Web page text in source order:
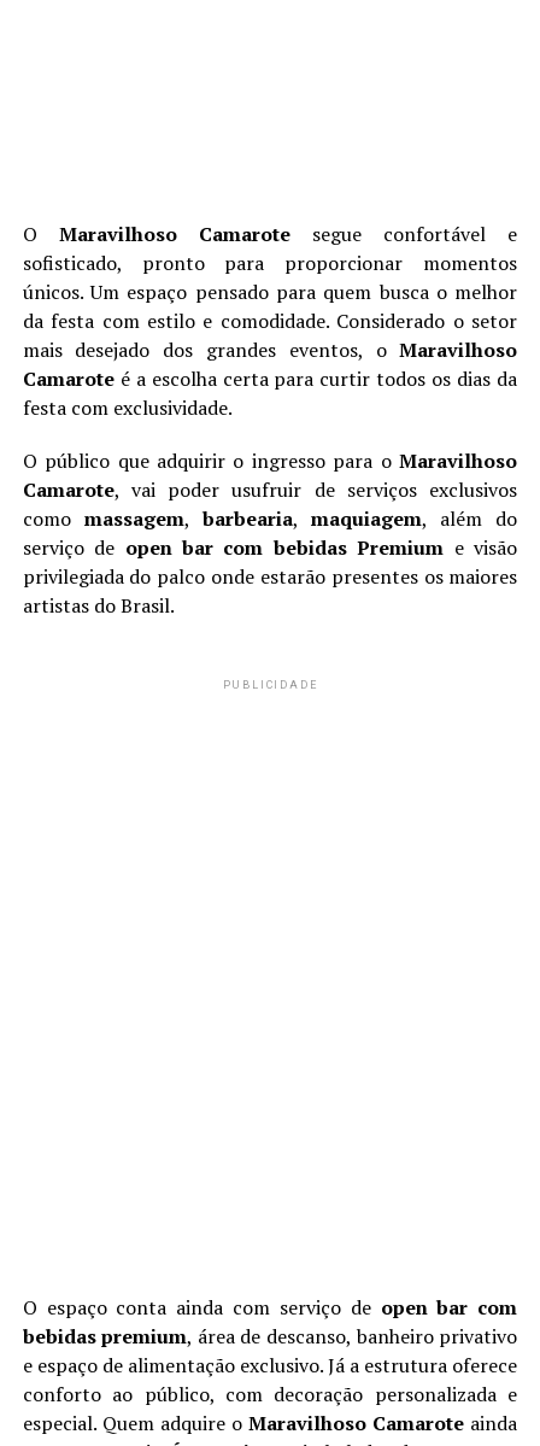
O Maravilhoso Camarotesegue confortável e
sofisticado, pronto para proporcionar momentos
únicos. Um espaço pensado para quem busca o melhor
da festa com estilo e comodidade. Considerado o setor
mais desejado dos grandes eventos, oMaravilhoso
Camaroteé a escolha certa para curtir todos os dias da
festa com exclusividade.
O público que adquirir o ingresso para oMaravilhoso
Camarote, vai poder usufruir de serviços exclusivos
como massagem,barbearia,maquiagem, além do
serviço de open bar com bebidas Premium e visão
privilegiada do palco onde estarão presentes os maiores
artistas do Brasil.
PUBLICIDADE
O espaço conta ainda com serviço de open bar com
bebidas premium, área de descanso, banheiro privativo
e espaço de alimentação exclusivo. Já a estrutura oferece
conforto ao público, com decoração personalizada e
especial. Quem adquire oMaravilhoso Camarote ainda